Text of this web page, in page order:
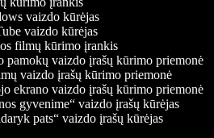
vaizdo kūrėjas
vaizdo kūrėjas
filmų kūrimo įrankis
vaizdo įrašų kūrimo priemonė
vaizdo įrašų kūrimo priemonė
ekrano vaizdo įrašų kūrimo priemonė
gyvenime“ vaizdo įrašų kūrėjas
pats“ vaizdo įrašų kūrėjas